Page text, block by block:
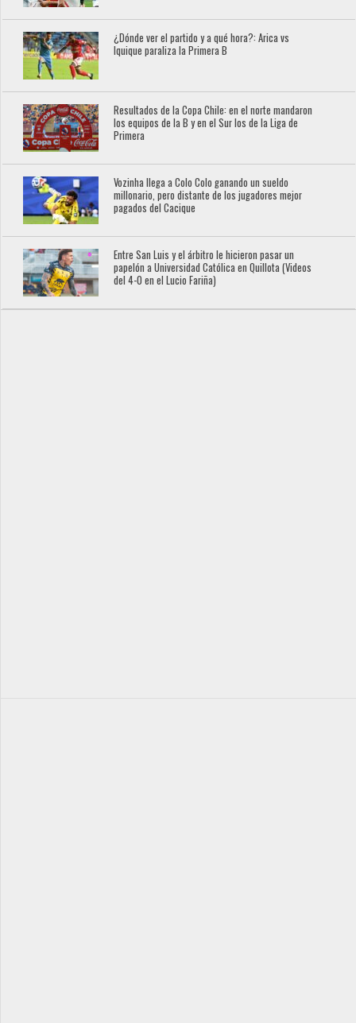
¿Dónde ver el partido y a qué hora?: Arica vs
Iquique paraliza la Primera B
Resultados de la Copa Chile: en el norte mandaron
los equipos de la B y en el Sur los de la Liga de
Primera
Vozinha llega a Colo Colo ganando un sueldo
millonario, pero distante de los jugadores mejor
pagados del Cacique
Entre San Luis y el árbitro le hicieron pasar un
papelón a Universidad Católica en Quillota (Videos
del 4-0 en el Lucio Fariña)